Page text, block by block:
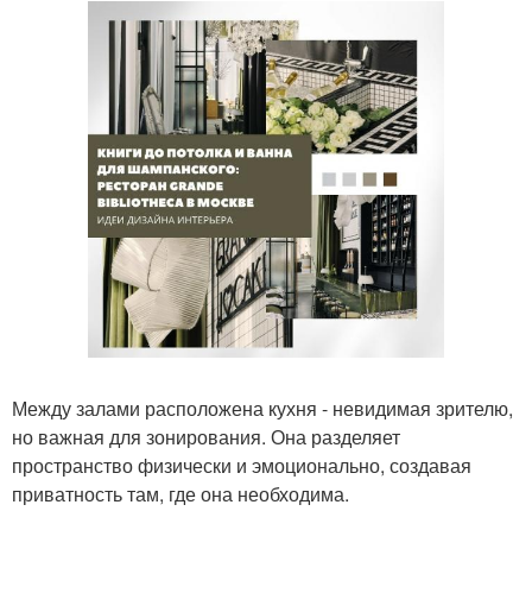
Между залами расположена кухня - невидимая зрителю,
но важная для зонирования. Она разделяет
пространство физически и эмоционально, создавая
приватность там, где она необходима.